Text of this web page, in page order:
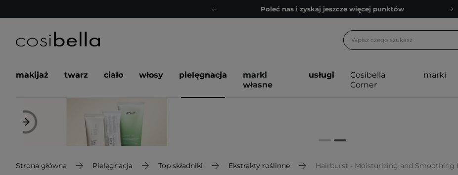
Poleć nas i zyskaj jeszcze więcej punktów
Bezpłatne konsultacje kosmetologiczne
Poleć nas i zyskaj jeszcze więcej punktów
makijaż twarz ciało włosy pielęgnacja
marki
własne
usługi
Cosibella
Corner
marki
Strona główna Pielęgnacja Top składniki Ekstrakty roślinne Hairburst - Moisturizing and Smoothing Hair